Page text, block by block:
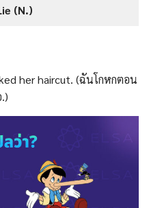
(N.)
her haircut. (ฉันโกหกตอน